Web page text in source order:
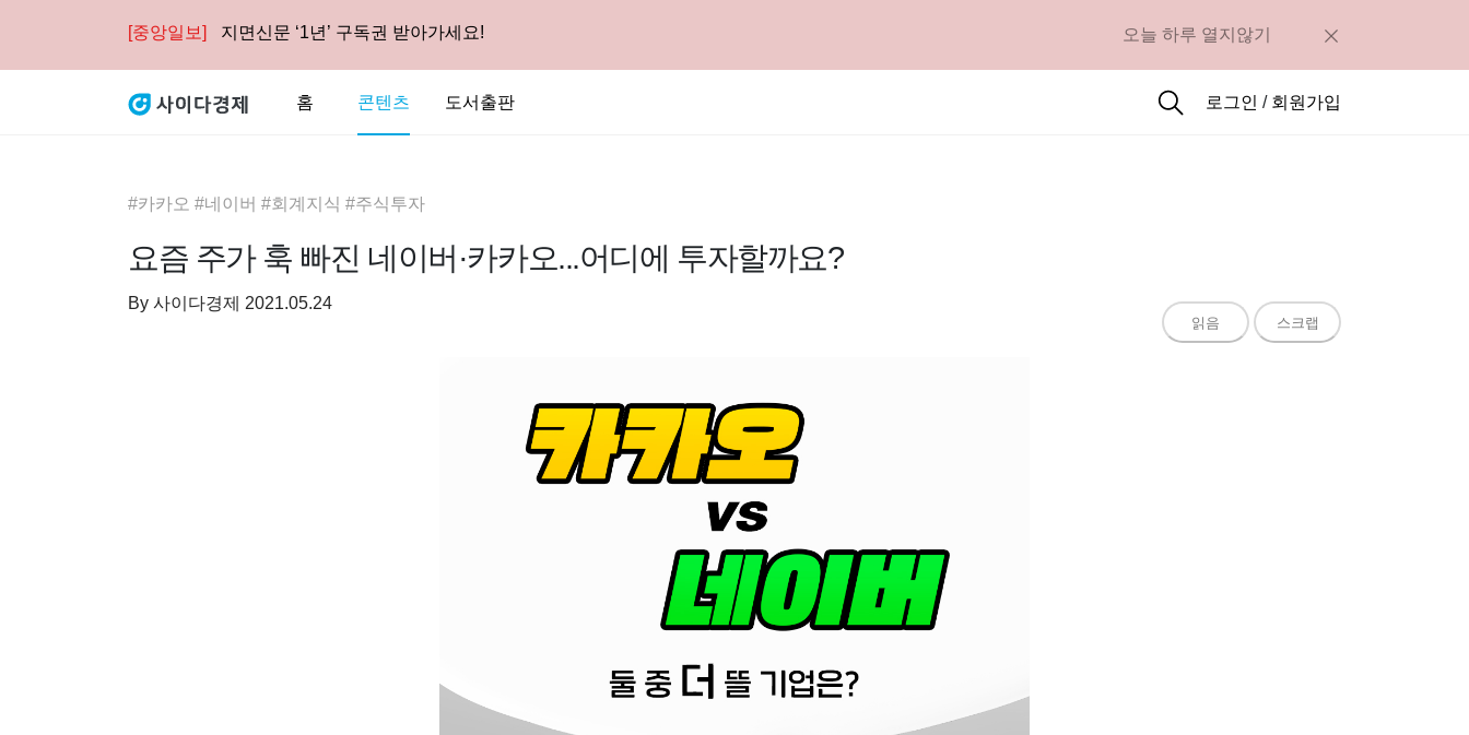
[중앙일보] 지면신문 ‘1년’ 구독권 받아가세요! 오늘 하루 열지않기
홈 콘텐츠 도서출판 로그인 / 회원가입
#카카오 #네이버 #회계지식 #주식투자
요즘 주가 훅 빠진 네이버·카카오...어디에 투자할까요?
By 사이다경제 2021.05.24
읽음 스크랩